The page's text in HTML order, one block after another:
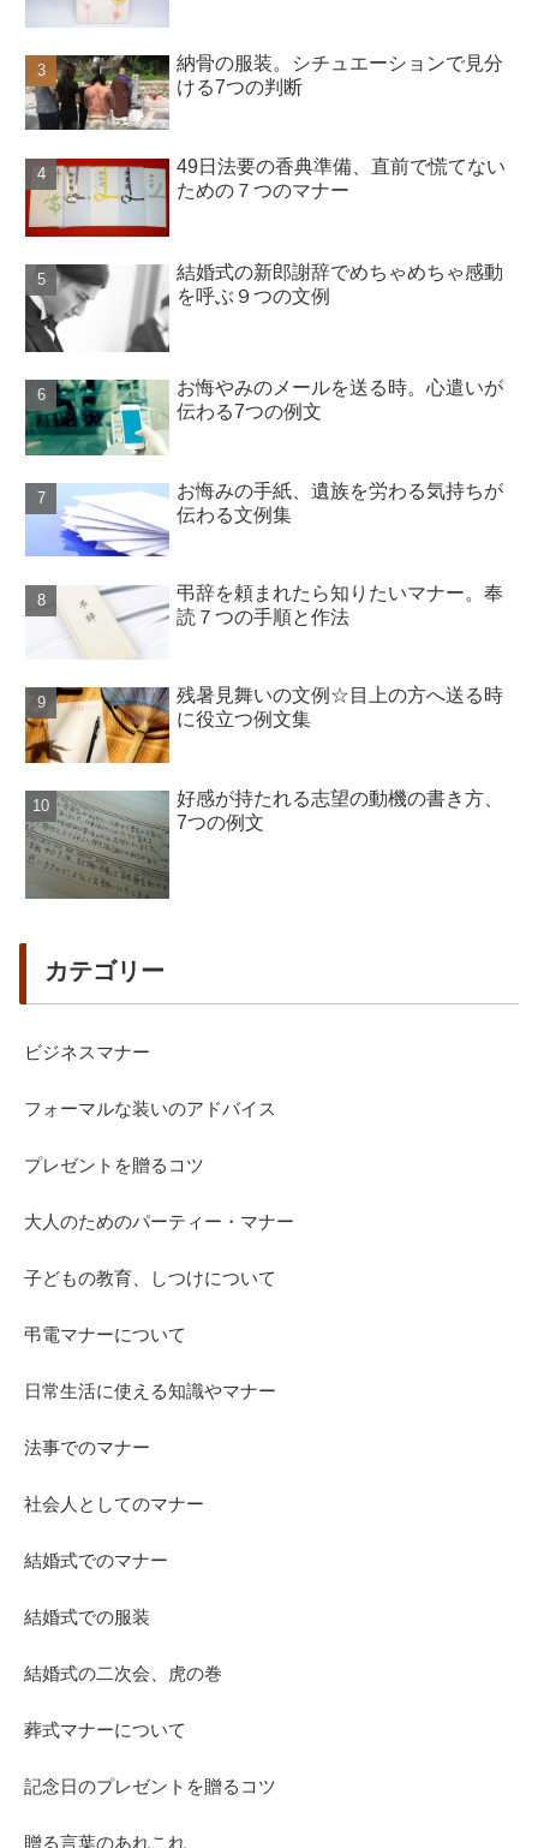
納骨の服装。シチュエーションで見分
ける7つの判断
49日法要の香典準備、直前で慌てない
ための７つのマナー
結婚式の新郎謝辞でめちゃめちゃ感動
を呼ぶ９つの文例
お悔やみのメールを送る時。心遣いが
伝わる7つの例文
お悔みの手紙、遺族を労わる気持ちが
伝わる文例集
弔辞を頼まれたら知りたいマナー。奉
読７つの手順と作法
残暑見舞いの文例☆目上の方へ送る時
に役立つ例文集
好感が持たれる志望の動機の書き方、
7つの例文
カテゴリー
ビジネスマナー
フォーマルな装いのアドバイス
プレゼントを贈るコツ
大人のためのパーティー・マナー
子どもの教育、しつけについて
弔電マナーについて
日常生活に使える知識やマナー
法事でのマナー
社会人としてのマナー
結婚式でのマナー
結婚式での服装
結婚式の二次会、虎の巻
葬式マナーについて
記念日のプレゼントを贈るコツ
贈る言葉のあれこれ